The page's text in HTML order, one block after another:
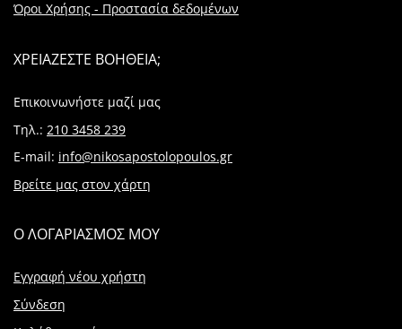
Όροι Χρήσης - Προστασία δεδομένων
ΧΡΕΙΑΖΕΣΤΕ ΒΟΗΘΕΙΑ;
Επικοινωνήστε μαζί μας
Τηλ.: 210 3458 239
E-mail: info@nikosapostolopoulos.gr
Βρείτε μας στον χάρτη
Ο ΛΟΓΑΡΙΑΣΜΟΣ ΜΟΥ
Εγγραφή νέου χρήστη
Σύνδεση